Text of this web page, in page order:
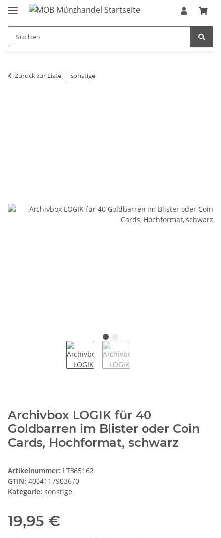
Zurück zur Liste sonstige
Archivbox LOGIK für 40
Goldbarren im Blister oder Coin
Cards, Hochformat, schwarz
Artikelnummer: LT365162
GTIN: 4004117903670
Kategorie: sonstige
19,95 €